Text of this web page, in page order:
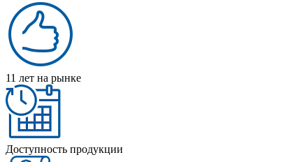
11 лет на рынке
Доступность продукции